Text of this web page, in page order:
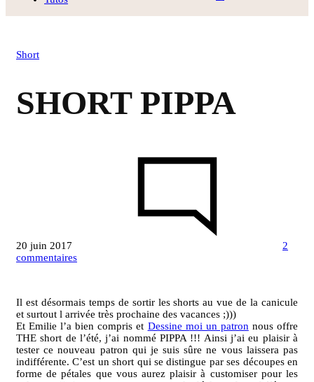
Short
SHORT PIPPA
20 juin 2017
2
commentairessur
Il est désormais temps de sortir les shorts au vue de la canicule
et surtout l arrivée très prochaine des vacances ;)))
Et Emilie l’a bien compris et Dessine moi un patronnous offre
THE short de l’été, j’ai nommé PIPPA !!! Ainsi j’ai eu plaisir à
tester ce nouveau patron qui je suis sûre ne vous laissera pas
indifférente. C’est un short qui se distingue par ses découpes en
forme de pétales que vous aurez plaisir à customiser pour les